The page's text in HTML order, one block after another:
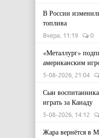
В России
топлива
Вчера, 11:19 0
«Металлург»
американским
5-08-2026, 21:04
Сын
играть за Канаду
5-08-2026, 14:12
Жара вернётся в